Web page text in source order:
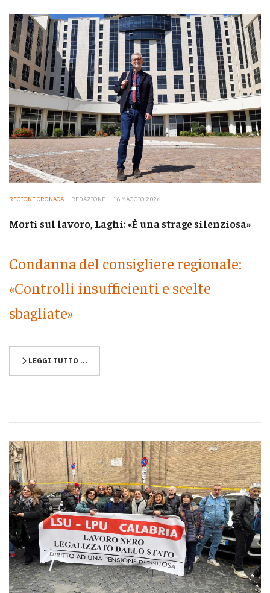
REGIONE CRONACA REDAZIONE 16 MAGGIO 2026
Morti sul lavoro, Laghi: «È una strage silenziosa»
Condanna del consigliere regionale:
«Controlli insufficienti e scelte
sbagliate»
LEGGI TUTTO …